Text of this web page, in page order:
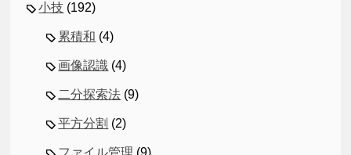
小技 (192)
累積和 (4)
画像認識 (4)
二分探索法 (9)
平方分割 (2)